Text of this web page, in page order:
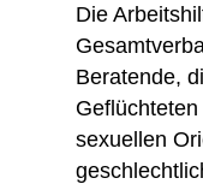
Die
Beratende,
sexuellen